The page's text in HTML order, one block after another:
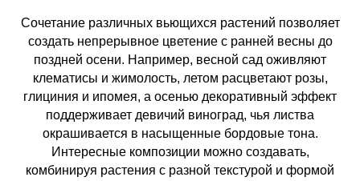
Сочетание различных вьющихся растений позволяет
создать непрерывное цветение с ранней весны до
поздней осени. Например, весной сад оживляют
клематисы и жимолость, летом расцветают розы,
глициния и ипомея, а осенью декоративный эффект
поддерживает девичий виноград, чья листва
окрашивается в насыщенные бордовые тона.
Интересные композиции можно создавать,
комбинируя растения с разной текстурой и формой